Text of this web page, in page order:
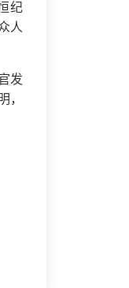
纪
人
发
，